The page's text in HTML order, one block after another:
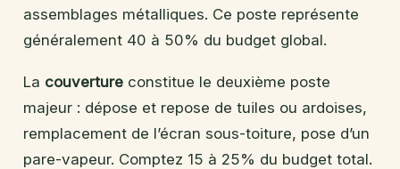
assemblages métalliques. Ce poste représente
généralement 40 à 50% du budget global.
La couverture constitue le deuxième poste
majeur : dépose et repose de tuiles ou ardoises,
remplacement de l’écran sous-toiture, pose d’un
pare-vapeur. Comptez 15 à 25% du budget total.